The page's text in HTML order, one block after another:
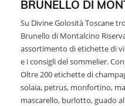
BRUNELLO DI
Su Divine Golosità Toscane
Brunello di Montalcino
assortimento di etichette di
e i consigli del sommelier.
Oltre 200 etichette di
solaia, petrus, monfortino,
mascarello, burlotto, guado